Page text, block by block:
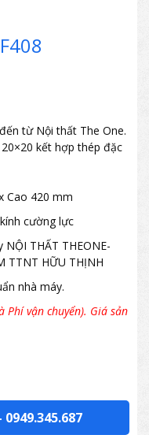
từ Nội thất The One.
kết hợp thép đặc
Cao 420 mm
cường lực
THẤT THEONE-
TTNT HỮU THỊNH
nhà máy.
Phí vận chuyển). Giá sản
0949.345.687